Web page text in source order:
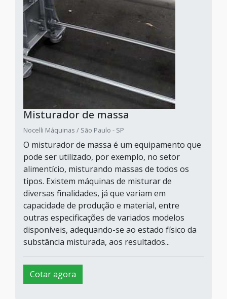
Misturador de massa
Nocelli Máquinas / São Paulo - SP
O misturador de massa é um equipamento que
pode ser utilizado, por exemplo, no setor
alimentício, misturando massas de todos os
tipos. Existem máquinas de misturar de
diversas finalidades, já que variam em
capacidade de produção e material, entre
outras especificações de variados modelos
disponíveis, adequando-se ao estado físico da
substância misturada, aos resultados...
Cotar agora